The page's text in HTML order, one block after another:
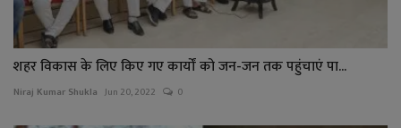
शहर विकास के लिए किए गए कार्यों को जन-जन तक पहुंचाएं पा...
Niraj Kumar Shukla Jun 20, 2022 0